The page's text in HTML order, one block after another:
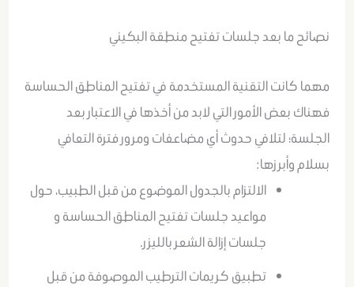
نصائح ما بعد جلسات تفتيح منطقة البكيني
مهما كانت التقنية المستخدمة في تفتيح المناطق الحساسة
فهناك بعض الأمور التي لابد من أخذها في الاعتبار بعد
الجلسة؛ لتلافي حدوث أي مضاعفات ومرور فترة التعافي
بسلام وأبرزها:
الالتزام بالجدول الموضوع من قبل الطبيب، حول
مواعيد جلسات تفتيح المناطق الحساسة و
جلسات إزالة الشعر بالليزر.
تطبيق كريمات الترطيب الموصوفة من قبل